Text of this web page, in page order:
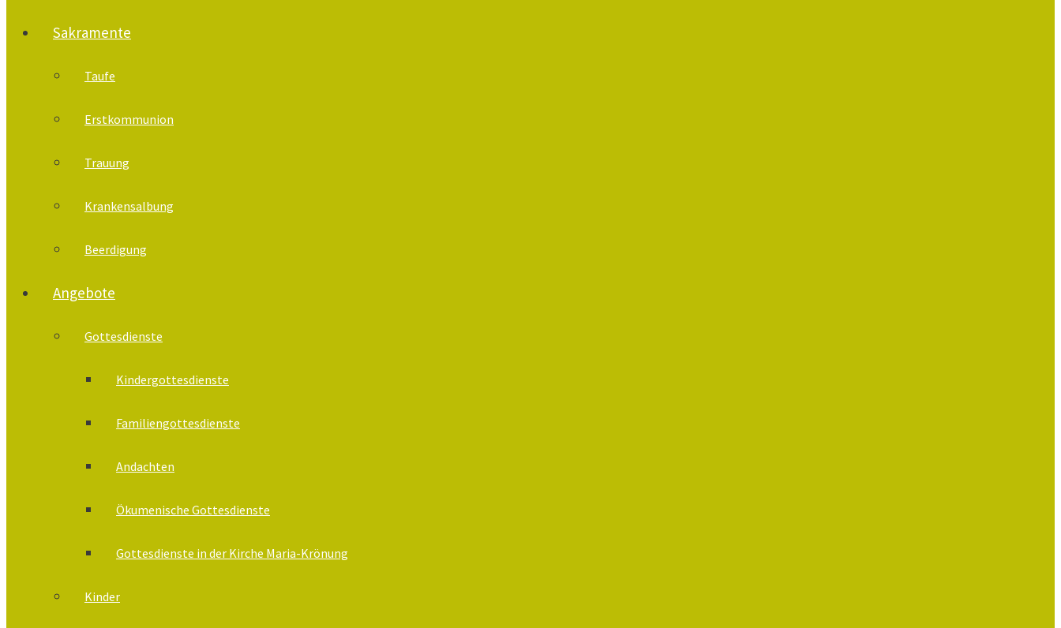
Sakramente
Taufe
Erstkommunion
Trauung
Krankensalbung
Beerdigung
Angebote
Gottesdienste
Kindergottesdienste
Familiengottesdienste
Andachten
Ökumenische Gottesdienste
Gottesdienste in der Kirche Maria-Krönung
Kinder